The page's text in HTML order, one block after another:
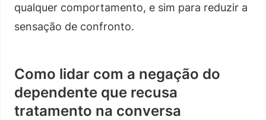
qualquer comportamento, e sim para reduzir a
sensação de confronto.
Como lidar com a negação do
dependente que recusa
tratamento na conversa